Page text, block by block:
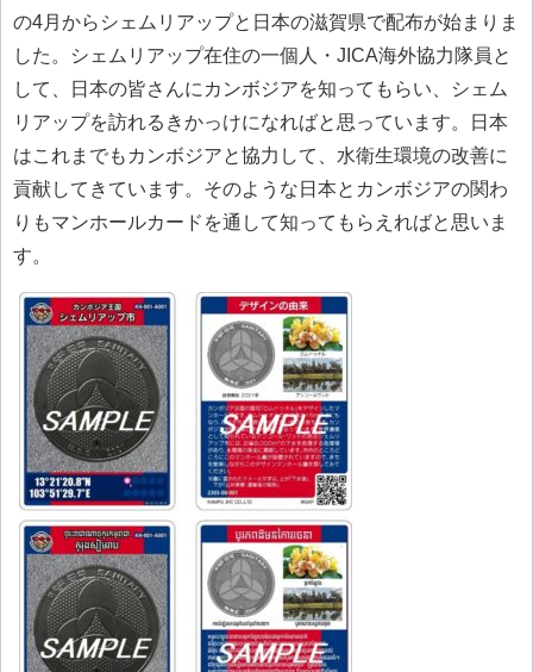
の4月からシェムリアップと日本の滋賀県で配布が始まりま
した。シェムリアップ在住の一個人・JICA海外協力隊員と
して、日本の皆さんにカンボジアを知ってもらい、シェム
リアップを訪れるきかっけになればと思っています。日本
はこれまでもカンボジアと協力して、水衛生環境の改善に
貢献してきています。そのような日本とカンボジアの関わ
りもマンホールカードを通して知ってもらえればと思いま
す。